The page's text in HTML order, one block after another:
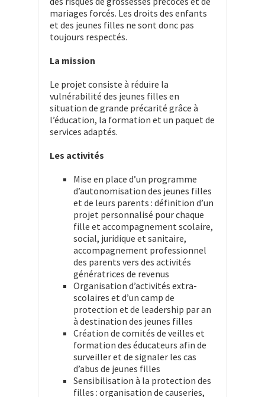
mariages forcés. Les droits des enfants
et des jeunes filles ne sont donc pas
toujours respectés.
La mission
Le projet consiste à réduire la
vulnérabilité des jeunes filles en
situation de grande précarité grâce à
l’éducation, la formation et un paquet de
services adaptés.
Les activités
Mise en place d’un programme
d’autonomisation des jeunes filles
et de leurs parents : définition d’un
projet personnalisé pour chaque
fille et accompagnement scolaire,
social, juridique et sanitaire,
accompagnement professionnel
des parents vers des activités
génératrices de revenus
Organisation d’activités extra-
scolaires et d’un camp de
protection et de leadership par an
à destination des jeunes filles
Création de comités de veilles et
formation des éducateurs afin de
surveiller et de signaler les cas
d’abus de jeunes filles
Sensibilisation à la protection des
filles : organisation de causeries,